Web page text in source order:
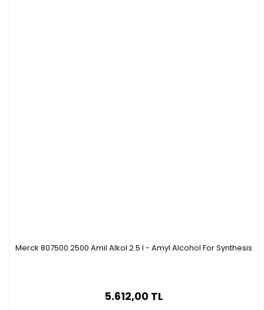
Merck 807500.2500 Amil Alkol 2.5 l - Amyl Alcohol For Synthesis
5.612,00 TL